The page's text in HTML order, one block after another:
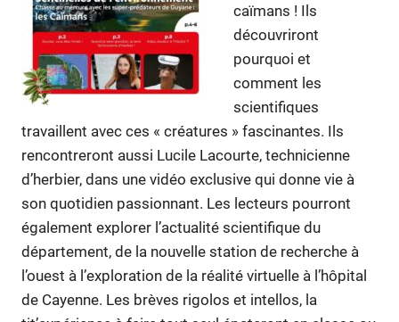
caïmans ! Ils
découvriront
pourquoi et
comment les
scientifiques
travaillent avec ces « créatures » fascinantes. Ils
rencontreront aussi Lucile Lacourte, technicienne
d’herbier, dans une vidéo exclusive qui donne vie à
son quotidien passionnant. Les lecteurs pourront
également explorer l’actualité scientifique du
département, de la nouvelle station de recherche à
l’ouest à l’exploration de la réalité virtuelle à l’hôpital
de Cayenne. Les brèves rigolos et intellos, la